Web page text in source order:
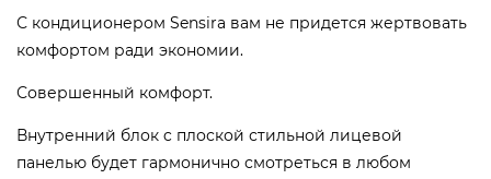
С кондиционером Sensira вам не придется жертвовать
комфортом ради экономии.
Совершенный комфорт.
Внутренний блок c плоской стильной лицевой
панелью будет гармонично смотреться в любом